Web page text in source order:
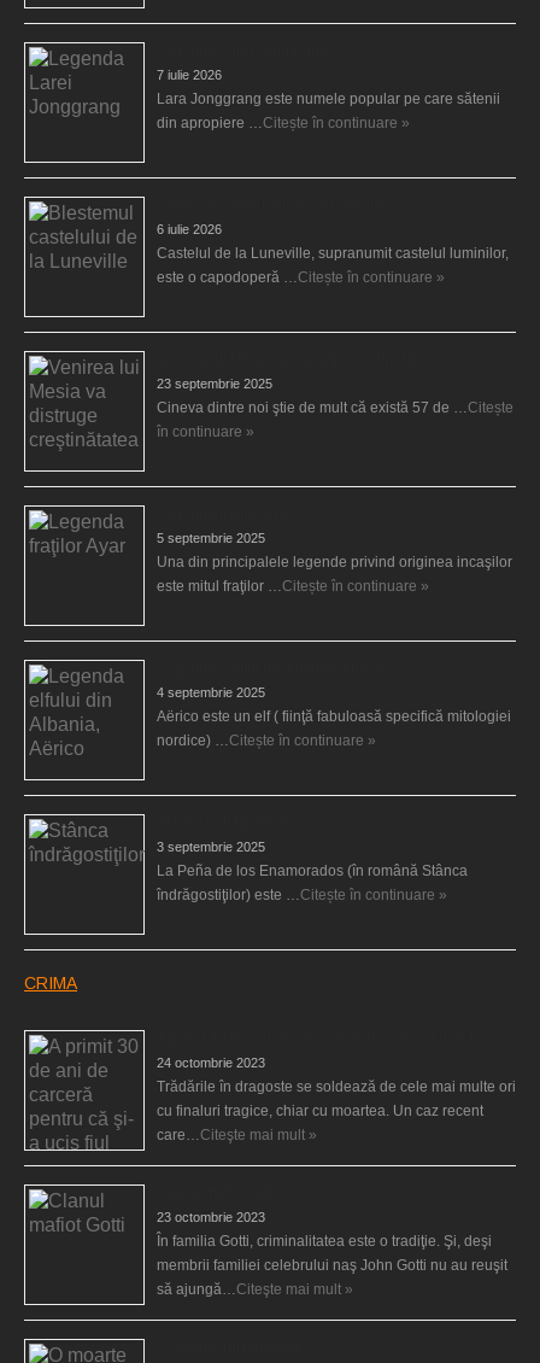
7 iulie 2026
Lara Jonggrang este numele popular pe care sătenii
din apropiere …Citește în continuare »
6 iulie 2026
Castelul de la Luneville, supranumit castelul luminilor,
este o capodoperă …Citește în continuare »
23 septembrie 2025
Cineva dintre noi ştie de mult că există 57 de …Citește
în continuare »
5 septembrie 2025
Una din principalele legende privind originea incaşilor
este mitul fraţilor …Citește în continuare »
4 septembrie 2025
Aërico este un elf ( fiinţă fabuloasă specifică mitologiei
nordice) …Citește în continuare »
3 septembrie 2025
La Peña de los Enamorados (în română Stânca
îndrăgostiţilor) este …Citește în continuare »
CRIMA
24 octombrie 2023
Trădările în dragoste se soldează de cele mai multe ori
cu finaluri tragice, chiar cu moartea. Un caz recent
care…Citeşte mai mult »
23 octombrie 2023
În familia Gotti, criminalitatea este o tradiţie. Şi, deşi
membrii familiei celebrului naş John Gotti nu au reuşit
să ajungă…Citeşte mai mult »